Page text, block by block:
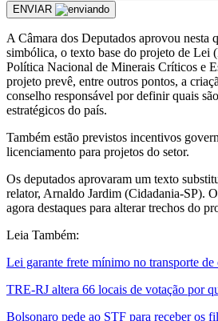
ENVIAR
A Câmara dos Deputados aprovou nesta
simbólica, o texto base do projeto de Lei
Política Nacional de Minerais Críticos e
projeto prevê, entre outros pontos, a
conselho responsável por definir quais
estratégicos do país.
Também estão previstos incentivos
licenciamento para projetos do setor.
Os deputados aprovaram um texto
relator, Arnaldo Jardim (Cidadania-SP).
agora destaques para alterar trechos do
Leia Também:
Lei garante frete mínimo no transporte de
TRE-RJ altera 66 locais de votação por
Bolsonaro pede ao STF para receber os